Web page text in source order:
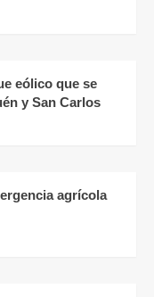
eólico que se
y San Carlos
agrícola